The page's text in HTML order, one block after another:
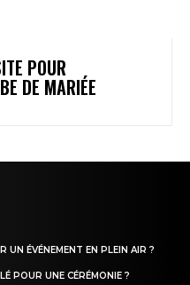
POUR
DE MARIÉE
UN ÉVÉNEMENT EN PLEIN AIR ?
POUR UNE CÉRÉMONIE ?